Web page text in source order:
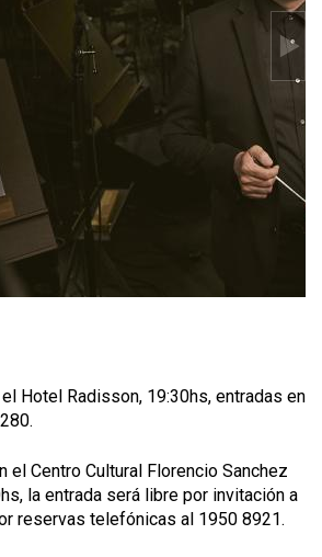
Hotel Radisson, 19:30hs, entradas en
el Centro Cultural Florencio Sanchez
la entrada será libre por invitación a
reservas telefónicas al 1950 8921.